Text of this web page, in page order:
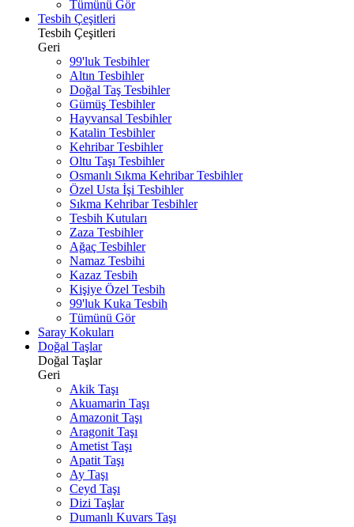
Tümünü Gör
Tesbih Çeşitleri
Tesbih Çeşitleri
Geri
99'luk Tesbihler
Altın Tesbihler
Doğal Taş Tesbihler
Gümüş Tesbihler
Hayvansal Tesbihler
Katalin Tesbihler
Kehribar Tesbihler
Oltu Taşı Tesbihler
Osmanlı Sıkma Kehribar Tesbihler
Özel Usta İşi Tesbihler
Sıkma Kehribar Tesbihler
Tesbih Kutuları
Zaza Tesbihler
Ağaç Tesbihler
Namaz Tesbihi
Kazaz Tesbih
Kişiye Özel Tesbih
99'luk Kuka Tesbih
Tümünü Gör
Saray Kokuları
Doğal Taşlar
Doğal Taşlar
Geri
Akik Taşı
Akuamarin Taşı
Amazonit Taşı
Aragonit Taşı
Ametist Taşı
Apatit Taşı
Ay Taşı
Ceyd Taşı
Dizi Taşlar
Dumanlı Kuvars Taşı